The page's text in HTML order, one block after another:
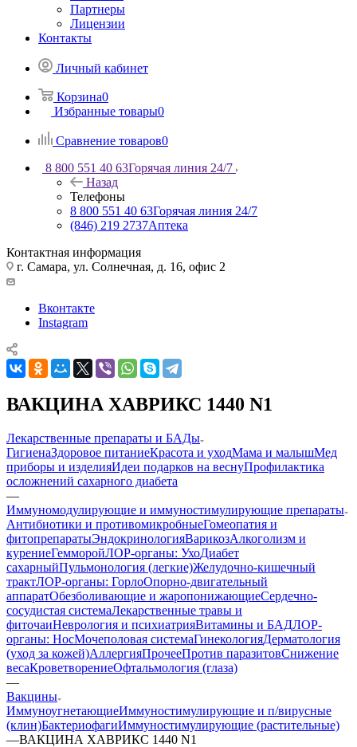
Партнеры
Лицензии
Контакты
Личный кабинет
Корзина0
Избранные товары0
Сравнение товаров0
8 800 551 40 63Горячая линия 24/7
Назад
Телефоны
8 800 551 40 63Горячая линия 24/7
(846) 219 2737Аптека
Контактная информация
г. Самара, ул. Солнечная, д. 16, офис 2
Вконтакте
Instagram
ВАКЦИНА ХАВРИКС 1440 N1
Лекарственные препараты и БАДы
ГигиенаЗдоровое питаниеКрасота и уходМама и малышМед
приборы и изделияИдеи подарков на веснуПрофилактика
осложнений сахарного диабета
—
Иммуномодулирующие и иммуностимулирующие препараты
Антибиотики и противомикробныеГомеопатия и
фитопрепаратыЭндокринологияВарикозАлкоголизм и
курениеГемморойЛОР-органы: УхоДиабет
сахарныйПульмонология (легкие)Желудочно-кишечный
трактЛОР-органы: ГорлоОпорно-двигательный
аппаратОбезболивающие и жаропонижающиеСердечно-
сосудистая системаЛекарственные травы и
фиточаиНеврология и психиатрияВитамины и БАДЛОР-
органы: НосМочеполовая системаГинекологияДерматология
(уход за кожей)АллергияПрочееПротив паразитовСнижение
весаКроветворениеОфтальмология (глаза)
—
Вакцины
ИммуноугнетающиеИммуностимулирующие и п/вирусные
(клин)БактериофагиИммуностимулирующие (растительные)
—ВАКЦИНА ХАВРИКС 1440 N1